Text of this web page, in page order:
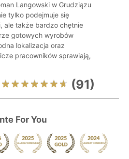
Langowski w Grudziązu
tylko podejmuje się
ale także bardzo chętnie
gotowych wyrobów
lokalizacja oraz
pracowników sprawiają,
(91)
For You